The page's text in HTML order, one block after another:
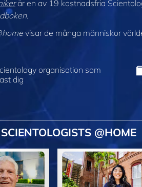
är en av 19 kostnadsfria
.
visar de många människor
organisation som
dig
@HOME